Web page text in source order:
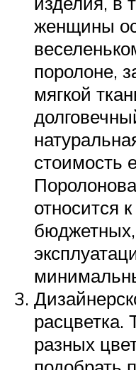
женщины
поролоне,
мягкой
стоимость
относится
расцветка.
разных